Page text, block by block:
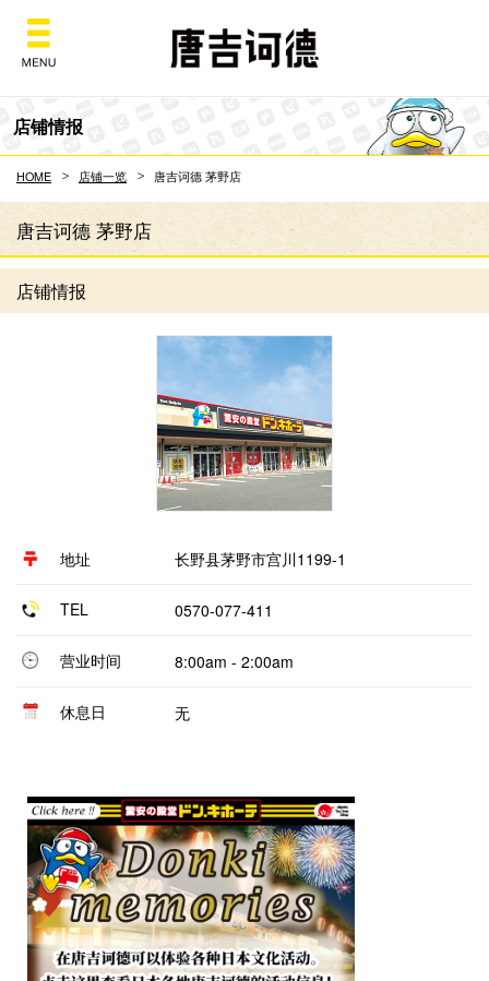
店铺情报
HOME 店铺一览 唐吉诃德 茅野店
唐吉诃德 茅野店
店铺情报
地址 长野县茅野市宫川1199-1
TEL 0570-077-411
营业时间 8:00am - 2:00am
休息日 无